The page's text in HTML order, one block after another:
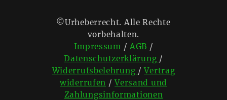
©Urheberrecht. Alle Rechte
vorbehalten.
Impressum / AGB /
Datenschutzerklärung /
Widerrufsbelehrung /Vertrag
widerrufen /Versand und
Zahlungsinformationen